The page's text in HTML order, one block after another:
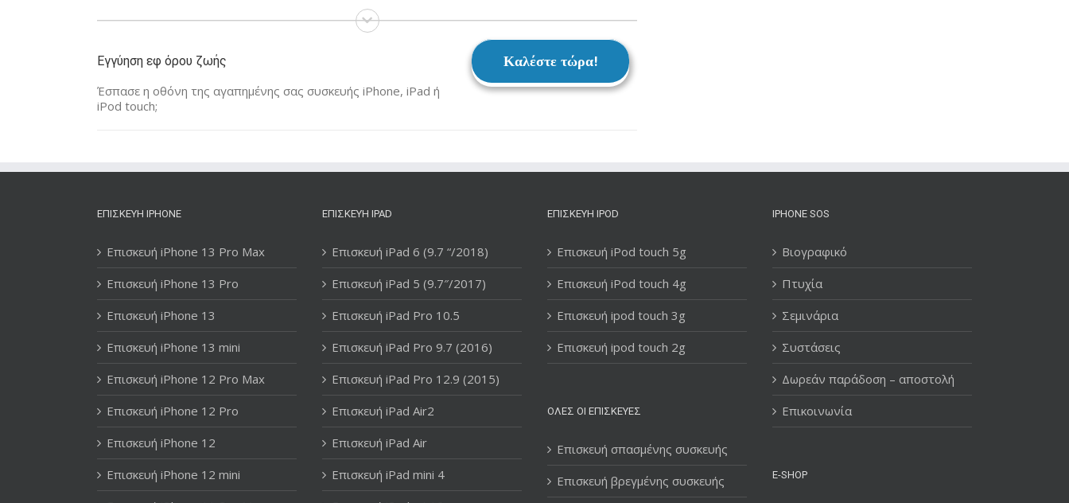
Εγγύηση εφ όρου ζωής
Έσπασε η οθόνη της αγαπημένης σας συσκευής iPhone, iPad ή
iPod touch;
Καλέστε τώρα!
ΕΠΙΣΚΕΥΉ IPHONE
Επισκευή iPhone 13 Pro Max
Επισκευή iPhone 13 Pro
Επισκευή iPhone 13
Επισκευή iPhone 13 mini
Επισκευή iPhone 12 Pro Max
Επισκευή iPhone 12 Pro
Επισκευή iPhone 12
Επισκευή iPhone 12 mini
ΕΠΙΣΚΕΥΉ IPAD
Επισκευή iPad 6 (9.7 “/2018)
Επισκευή iPad 5 (9.7″/2017)
Επισκευή iPad Pro 10.5
Επισκευή iPad Pro 9.7 (2016)
Επισκευή iPad Pro 12.9 (2015)
Επισκευή iPad Air2
Επισκευή iPad Air
Επισκευή iPad mini 4
ΕΠΙΣΚΕΥΉ IPOD
Επισκευή iPod touch 5g
Επισκευή iPod touch 4g
Επισκευή ipod touch 3g
Επισκευή ipod touch 2g
ΌΛΕΣ ΟΙ ΕΠΙΣΚΕΥΈΣ
Επισκευή σπασμένης συσκευής
Επισκευή βρεγμένης συσκευής
IPHONE SOS
Βιογραφικό
Πτυχία
Σεμινάρια
Συστάσεις
Δωρεάν παράδοση – αποστολή
Επικοινωνία
E-SHOP